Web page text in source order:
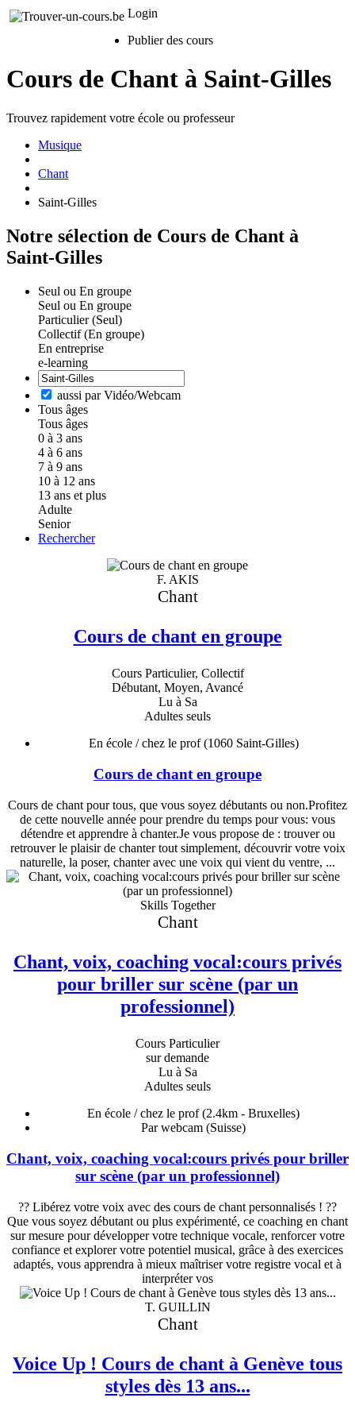
Login
Publier des cours
Cours de Chant à Saint-Gilles
Trouvez rapidement votre école ou professeur
Musique
Chant
Saint-Gilles
Notre sélection de Cours de Chant à
Saint-Gilles
Seul ou En groupe
Seul ou En groupe
Particulier (Seul)
Collectif (En groupe)
En entreprise
e-learning
aussi par Vidéo/Webcam
Tous âges
Tous âges
0 à 3 ans
4 à 6 ans
7 à 9 ans
10 à 12 ans
13 ans et plus
Adulte
Senior
Rechercher
F. AKIS
Chant
Cours de chant en groupe
Cours Particulier, Collectif
Débutant, Moyen, Avancé
Lu à Sa
Adultes seuls
En école / chez le prof(1060 Saint-Gilles)
Cours de chant en groupe
Cours de chant pour tous, que vous soyez débutants ou non.Profitez
de cette nouvelle année pour prendre du temps pour vous: vous
détendre et apprendre à chanter.Je vous propose de : trouver ou
retrouver le plaisir de chanter tout simplement, découvrir votre voix
naturelle, la poser, chanter avec une voix qui vient du ventre, ...
Skills Together
Chant
Chant, voix, coaching vocal:cours privés
pour briller sur scène (par un
professionnel)
Cours Particulier
sur demande
Lu à Sa
Adultes seuls
En école / chez le prof(2.4km - Bruxelles)
Par webcam (Suisse)
Chant, voix, coaching vocal:cours privés pour briller
sur scène (par un professionnel)
?? Libérez votre voix avec des cours de chant personnalisés ! ??
Que vous soyez débutant ou plus expérimenté, ce coaching en chant
sur mesure pour développer votre technique vocale, renforcer votre
confiance et explorer votre potentiel musical, grâce à des exercices
adaptés, vous apprendra à mieux maîtriser votre registre vocal et à
interpréter vos
T. GUILLIN
Chant
Voice Up ! Cours de chant à Genève tous
styles dès 13 ans...